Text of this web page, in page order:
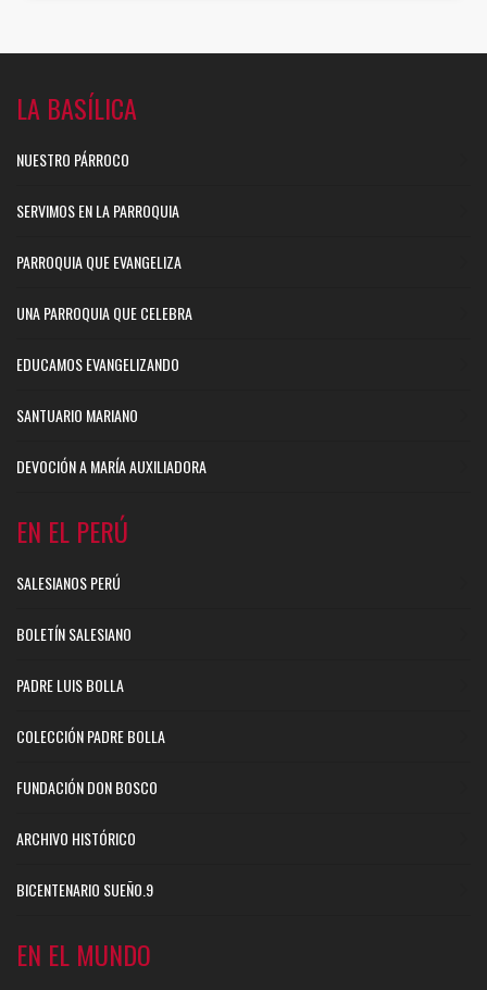
LA BASÍLICA
NUESTRO PÁRROCO
SERVIMOS EN LA PARROQUIA
PARROQUIA QUE EVANGELIZA
UNA PARROQUIA QUE CELEBRA
EDUCAMOS EVANGELIZANDO
SANTUARIO MARIANO
DEVOCIÓN A MARÍA AUXILIADORA
EN EL PERÚ
SALESIANOS PERÚ
BOLETÍN SALESIANO
PADRE LUIS BOLLA
COLECCIÓN PADRE BOLLA
FUNDACIÓN DON BOSCO
ARCHIVO HISTÓRICO
BICENTENARIO SUEÑO.9
EN EL MUNDO